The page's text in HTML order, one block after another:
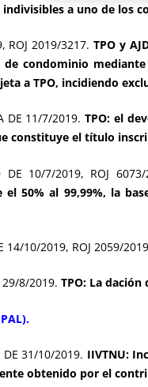
a uno de los
ROJ 2019/3217.TPO y
condominio
a TPO, incidiendo
DE 11/7/2019.TPO: el
constituye el título
DE 10/7/2019, ROJ 6073/
el 50% al 99,99%, la
14/10/2019, ROJ 2059/
29/8/2019. TPO: La
DE 31/10/2019. IIVTNU:
obtenido por el